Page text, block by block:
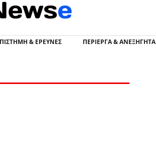
& ΈΡΕΥΝΕΣ ΠΕΡΊΕΡΓΑ & ΑΝΕΞΉΓΗΤΑ